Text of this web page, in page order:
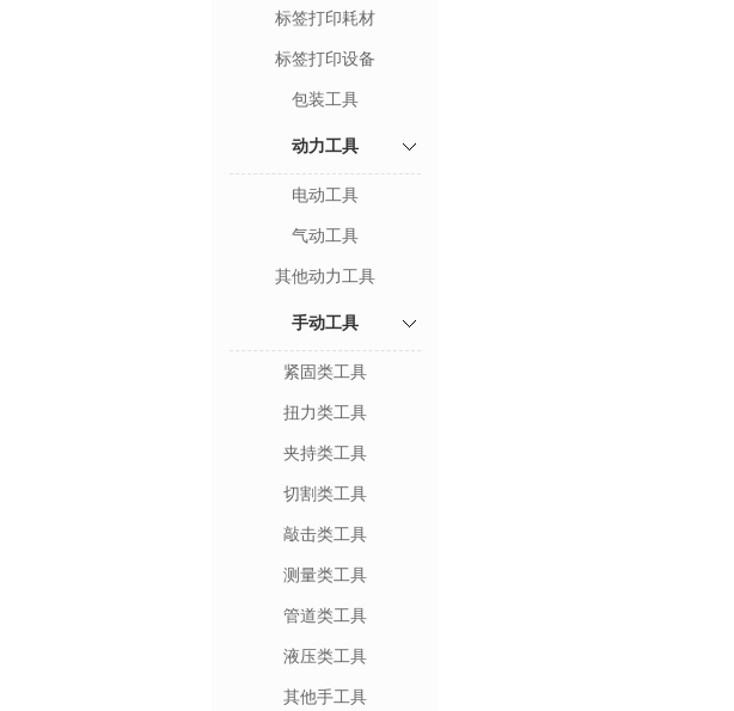
标签打印耗材
标签打印设备
包装工具
动力工具
电动工具
气动工具
其他动力工具
手动工具
紧固类工具
扭力类工具
夹持类工具
切割类工具
敲击类工具
测量类工具
管道类工具
液压类工具
其他手工具